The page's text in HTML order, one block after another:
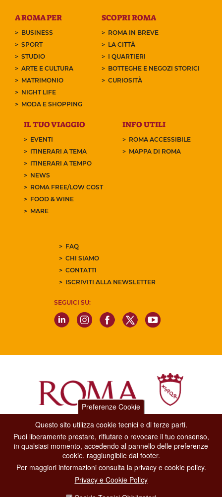
A ROMA PER
BUSINESS
SPORT
STUDIO
ARTE E CULTURA
MATRIMONIO
NIGHT LIFE
MODA E SHOPPING
SCOPRI ROMA
ROMA IN BREVE
LA CITTÀ
I QUARTIERI
BOTTEGHE E NEGOZI STORICI
CURIOSITÀ
IL TUO VIAGGIO
EVENTI
ITINERARI A TEMA
ITINERARI A TEMPO
NEWS
ROMA FREE/LOW COST
FOOD & WINE
MARE
INFO UTILI
ROMA ACCESSIBILE
MAPPA DI ROMA
FAQ
CHI SIAMO
CONTATTI
ISCRIVITI ALLA NEWSLETTER
SEGUICI SU:
Dipartimento Grandi Eventi, Sport, Turismo e Moda.
Via di San Basilio, 51
00187 Roma
CONTACT CENTER TEL. 06 06 08
CONTATTA LA REDAZIONE
Preferenze Cookie
Questo sito utilizza cookie tecnici e di terze parti.
Puoi liberamente prestare, rifiutare o revocare il tuo consenso,
in qualsiasi momento, accedendo al pannello delle preferenze
cookie, raggiungibile dal footer.
Per maggiori informazioni consulta la privacy e cookie policy.
Privacy e Cookie Policy